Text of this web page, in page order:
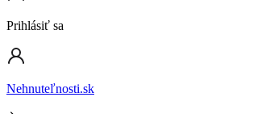
Prihlásiť sa
Nehnuteľnosti.sk